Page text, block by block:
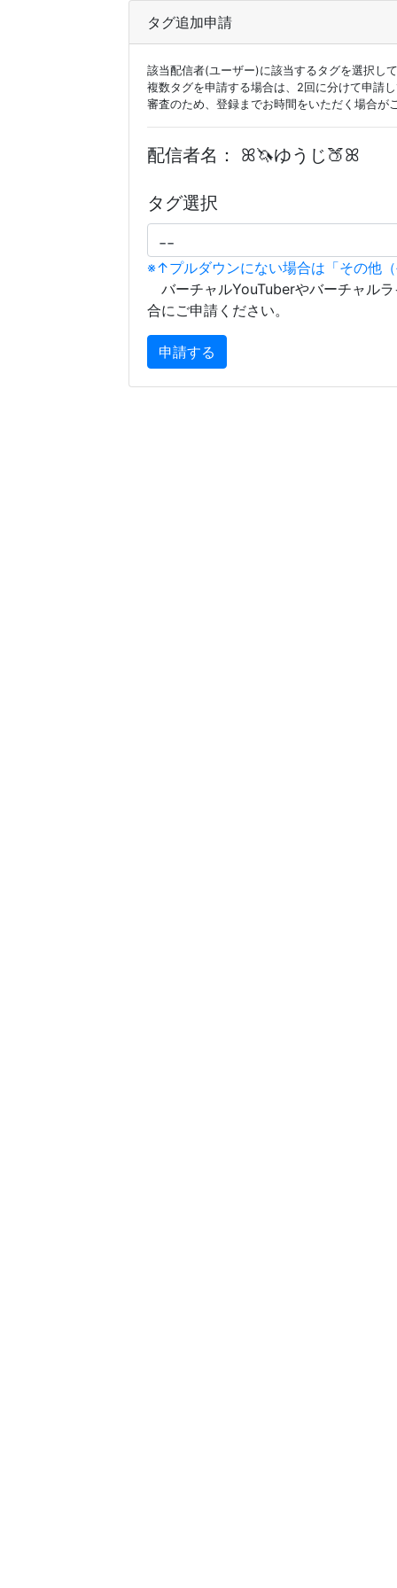
タグ追加申請
該当配信者(ユーザー)に該当するタグを選択し
複数タグを申請する場合は、2回に分けて申請
審査のため、登録までお時間をいただく場合が
配信者名： ꕤ🦄ゆうじ🍑ꕤ
タグ選択
※↑プルダウンにない場合は「その他
バーチャルYouTuberやバーチャル
合にご申請ください。
申請する